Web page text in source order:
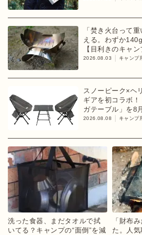
「焚き火台って
える。わずか
【目利きのキャン
2026.08.03 キャンプ
スノーピーク×ヘ
ギアを初コラボ
ガテーブル」を8
2026.08.08 キャンプ
洗った食器、まだタオルで拭
いてる？キャンプの“面倒”を減
「財布
た。人